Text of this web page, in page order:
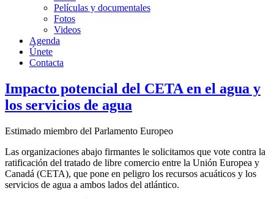
Películas y documentales
Fotos
Videos
Agenda
Únete
Contacta
Impacto potencial del CETA en el agua y
los servicios de agua
Estimado miembro del Parlamento Europeo
Las organizaciones abajo firmantes le solicitamos que vote contra la
ratificación del tratado de libre comercio entre la Unión Europea y
Canadá (CETA), que pone en peligro los recursos acuáticos y los
servicios de agua a ambos lados del atlántico.